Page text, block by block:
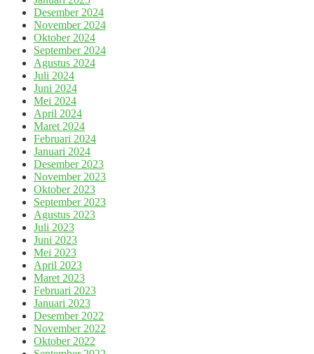
Desember 2024
November 2024
Oktober 2024
September 2024
Agustus 2024
Juli 2024
Juni 2024
Mei 2024
April 2024
Maret 2024
Februari 2024
Januari 2024
Desember 2023
November 2023
Oktober 2023
September 2023
Agustus 2023
Juli 2023
Juni 2023
Mei 2023
April 2023
Maret 2023
Februari 2023
Januari 2023
Desember 2022
November 2022
Oktober 2022